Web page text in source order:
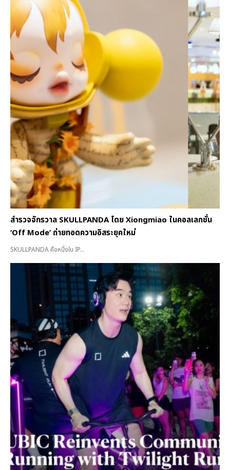
สำรวจจักรวาล SKULLPANDA โดย Xiongmiao ในคอลเลกชั่น
‘Off Mode’ ถ่ายทอดความอิสระยุคใหม่
SKULLPANDA คือหนึ่งใน IP...